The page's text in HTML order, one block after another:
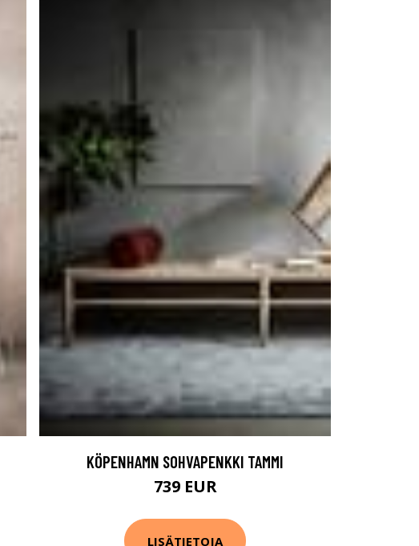
KÖPENHAMN SOHVAPENKKI TAMMI
739 EUR
LISÄTIETOJA